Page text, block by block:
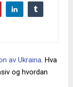
av Ukraina . Hva
og hvordan